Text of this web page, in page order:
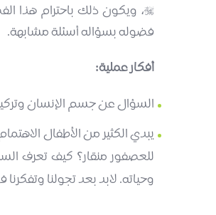
، ويكون ذلك باحترام هذا
فضوله بسؤاله أسئلة مشابهة.
أفكار عملية:
السؤال عن جسم الإنسان
يبدي الكثير من الأطفال
للعصفور منقار؟ كيف تعرف
وحياته. لابد بعد تجولنا